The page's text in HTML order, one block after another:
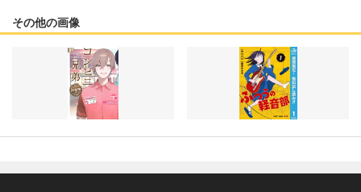
その他の画像